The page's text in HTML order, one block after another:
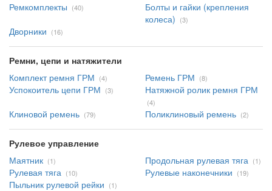
Ремкомплекты (40)
Болты и гайки (крепления
колеса) (3)
Дворники (16)
Ремни, цепи и натяжители
Комплект ремня ГРМ (4) Ремень ГРМ (8)
Успокоитель цепи ГРМ (3) Натяжной ролик ремня ГРМ
(4)
Клиновой ремень (79) Поликлиновый ремень (2)
Рулевое управление
Маятник (1) Продольная рулевая тяга (1)
Рулевая тяга (10) Рулевые наконечники (19)
Пыльник рулевой рейки (1)